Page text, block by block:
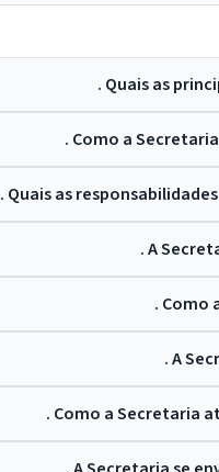
. Quais as
. Como a
. Quais as
. A
. Como
. A
. Como a Secretaria